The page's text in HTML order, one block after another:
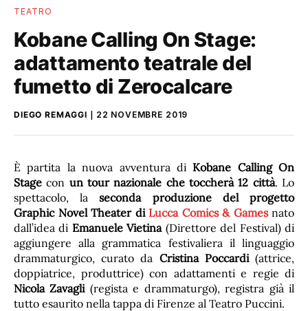
TEATRO
Kobane Calling On Stage:
adattamento teatrale del
fumetto di Zerocalcare
DIEGO REMAGGI 22 NOVEMBRE 2019
È partita la nuova avventura diKobane Calling On
Stage con un tour nazionale che toccherà 12 città. Lo
spettacolo, laseconda produzione del progetto
Graphic Novel Theater di Lucca Comics & Gamesnato
dall’idea di Emanuele Vietina(Direttore del Festival) di
aggiungere alla grammatica festivaliera il linguaggio
drammaturgico, curato da Cristina Poccardi(attrice,
doppiatrice, produttrice) con adattamenti e regie di
Nicola Zavagli(regista e drammaturgo), registra già il
tutto esaurito nella tappa di Firenze al Teatro Puccini.